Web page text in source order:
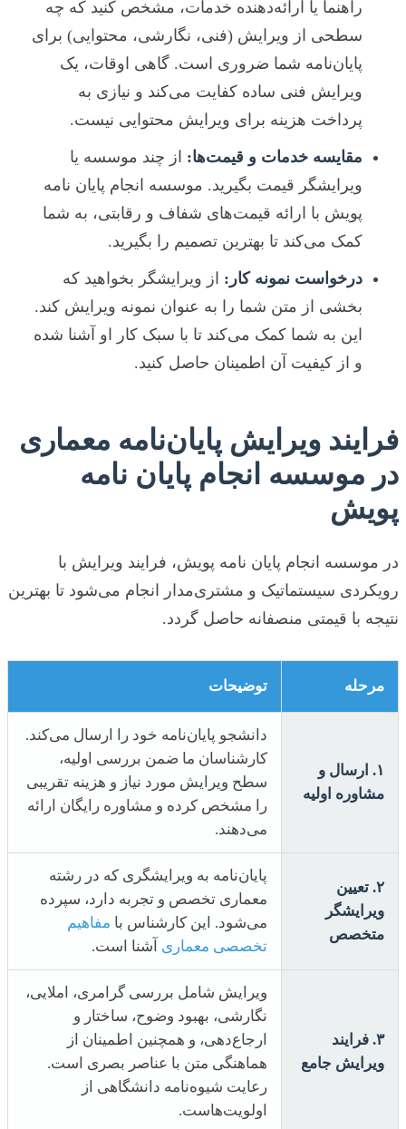
راهنما یا ارائه‌دهنده خدمات، مشخص کنید که چه
سطحی از ویرایش (فنی، نگارشی، محتوایی) برای
پایان‌نامه شما ضروری است. گاهی اوقات، یک
ویرایش فنی ساده کفایت می‌کند و نیازی به
پرداخت هزینه برای ویرایش محتوایی نیست.
مقایسه خدمات و قیمت‌ها: از چند موسسه یا
ویرایشگر قیمت بگیرید. موسسه انجام پایان نامه
پویش با ارائه قیمت‌های شفاف و رقابتی، به شما
کمک می‌کند تا بهترین تصمیم را بگیرید.
درخواست نمونه کار: از ویرایشگر بخواهید که
بخشی از متن شما را به عنوان نمونه ویرایش کند.
این به شما کمک می‌کند تا با سبک کار او آشنا شده
و از کیفیت آن اطمینان حاصل کنید.
فرایند ویرایش پایان‌نامه معماری
در موسسه انجام پایان نامه
پویش
در موسسه انجام پایان نامه پویش، فرایند ویرایش با
رویکردی سیستماتیک و مشتری‌مدار انجام می‌شود تا بهترین
نتیجه با قیمتی منصفانه حاصل گردد.
مرحله توضیحات
۱. ارسال و
مشاوره اولیه
دانشجو پایان‌نامه خود را ارسال می‌کند.
کارشناسان ما ضمن بررسی اولیه،
سطح ویرایش مورد نیاز و هزینه تقریبی
را مشخص کرده و مشاوره رایگان ارائه
می‌دهند.
۲. تعیین
ویرایشگر
متخصص
پایان‌نامه به ویرایشگری که در رشته
معماری تخصص و تجربه دارد، سپرده
می‌شود. این کارشناس با مفاهیم
تخصصی معماری آشنا است.
۳. فرایند
ویرایش جامع
ویرایش شامل بررسی گرامری، املایی،
نگارشی، بهبود وضوح، ساختار و
ارجاع‌دهی، و همچنین اطمینان از
هماهنگی متن با عناصر بصری است.
رعایت شیوه‌نامه دانشگاهی از
اولویت‌هاست.